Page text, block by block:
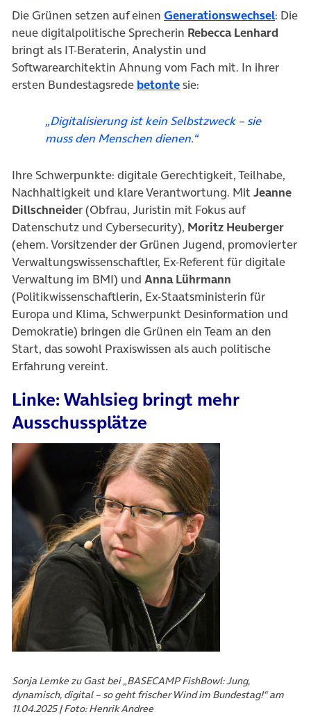
Die Grünen setzen auf einen Generationswechsel: Die
neue digitalpolitische Sprecherin Rebecca Lenhard
bringt als IT-Beraterin, Analystin und
Softwarearchitektin Ahnung vom Fach mit. In ihrer
ersten Bundestagsrede betonte(öffnet in neuem Tab)
sie:
„Digitalisierung ist kein Selbstzweck – sie
muss den Menschen dienen.“
Ihre Schwerpunkte: digitale Gerechtigkeit, Teilhabe,
Nachhaltigkeit und klare Verantwortung. Mit Jeanne
Dillschneider (Obfrau, Juristin mit Fokus auf
Datenschutz und Cybersecurity), Moritz Heuberger
(ehem. Vorsitzender der Grünen Jugend, promovierter
Verwaltungswissenschaftler, Ex-Referent für digitale
Verwaltung im BMI) und Anna Lührmann
(Politikwissenschaftlerin, Ex-Staatsministerin für
Europa und Klima, Schwerpunkt Desinformation und
Demokratie) bringen die Grünen ein Team an den
Start, das sowohl Praxiswissen als auch politische
Erfahrung vereint.
Linke: Wahlsieg bringt mehr
Ausschussplätze
Sonja Lemke zu Gast bei „BASECAMP FishBowl: Jung,
dynamisch, digital – so geht frischer Wind im Bundestag!“ am
11.04.2025 | Foto: Henrik Andree